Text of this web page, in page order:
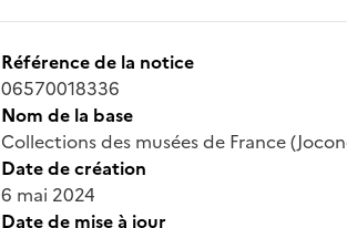
Référence de la notice
06570018336
Nom de la base
Collections des musées de France
Date de création
6 mai 2024
Date de mise à jour